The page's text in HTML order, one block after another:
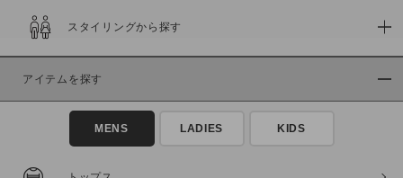
商品タイプ
通常商品
セール価格
スタイリングから探す
アイテムを探す
MENS LADIES KIDS